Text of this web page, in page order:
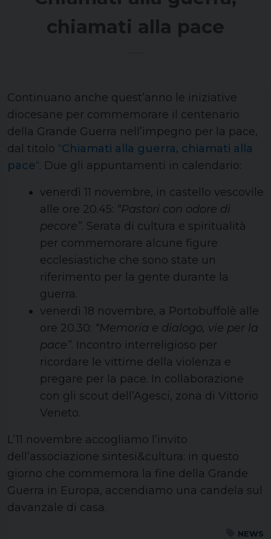
chiamati alla pace
Continuano anche quest’anno le iniziative
diocesane per commemorare il centenario
della Grande Guerra nell’impegno per la pace,
dal titolo “Chiamati alla guerra, chiamati alla
pace“. Due gli appuntamenti in calendario:
venerdì 11 novembre, in castello vescovile
alle ore 20.45: “Pastori con odore di
pecore”. Serata di cultura e spiritualità
per commemorare alcune figure
ecclesiastiche che sono state un
riferimento per la gente durante la
guerra.
venerdì 18 novembre, a Portobuffolè alle
ore 20.30: “Memoria e dialogo, vie per la
pace”. Incontro interreligioso per
ricordare le vittime della violenza e
pregare per la pace. In collaborazione
con gli scout dell’Agesci, zona di Vittorio
Veneto.
L’11 novembre accogliamo l’invito
dell’associazione sintesi&cultura: in questo
giorno che commemora la fine della Grande
Guerra in Europa, accendiamo una candela sul
davanzale di casa.
NEWS